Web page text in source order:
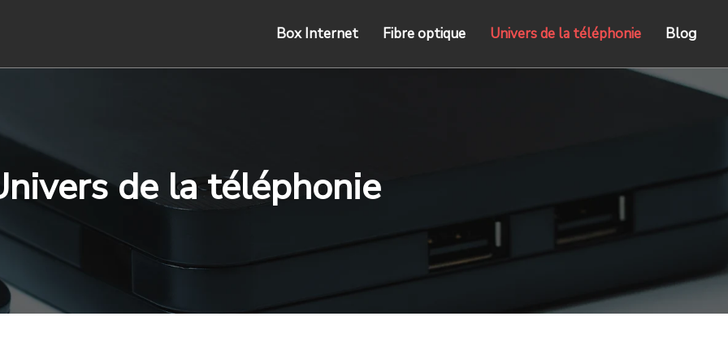
Box Internet Fibre optique Univers de la téléphonie Blog
de la téléphonie